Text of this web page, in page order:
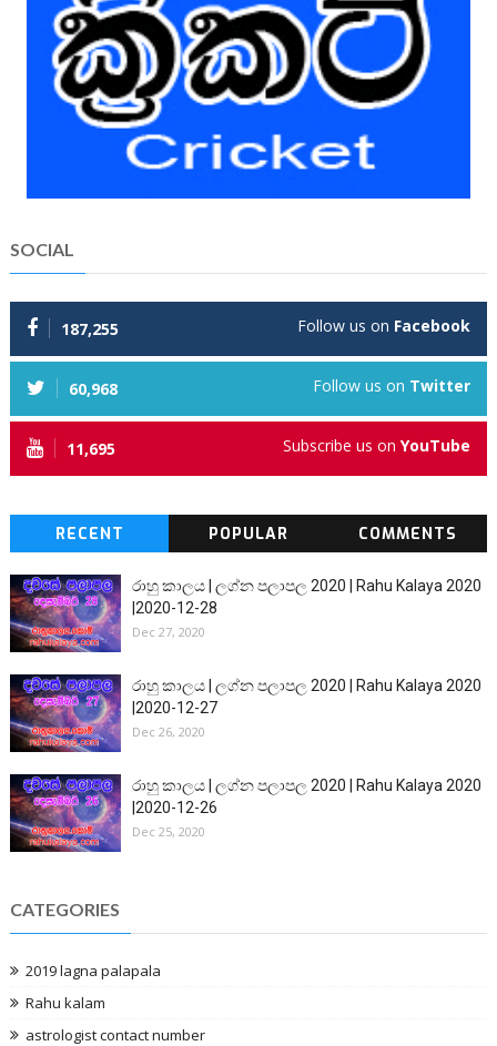
SOCIAL
187,255 Follow us on Facebook
60,968 Follow us on Twitter
11,695 Subscribe us onYouTube
RECENT POPULAR COMMENTS
රාහු කාලය | ලග්න පලාපල 2020 | Rahu Kalaya 2020
|2020-12-28
Dec 27, 2020
රාහු කාලය | ලග්න පලාපල 2020 | Rahu Kalaya 2020
|2020-12-27
Dec 26, 2020
රාහු කාලය | ලග්න පලාපල 2020 | Rahu Kalaya 2020
|2020-12-26
Dec 25, 2020
CATEGORIES
2019 lagna palapala
Rahu kalam
astrologist contact number